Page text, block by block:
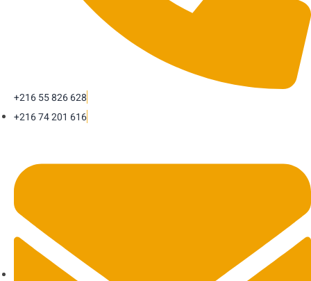
+216 55 826 628
+216 74 201 616